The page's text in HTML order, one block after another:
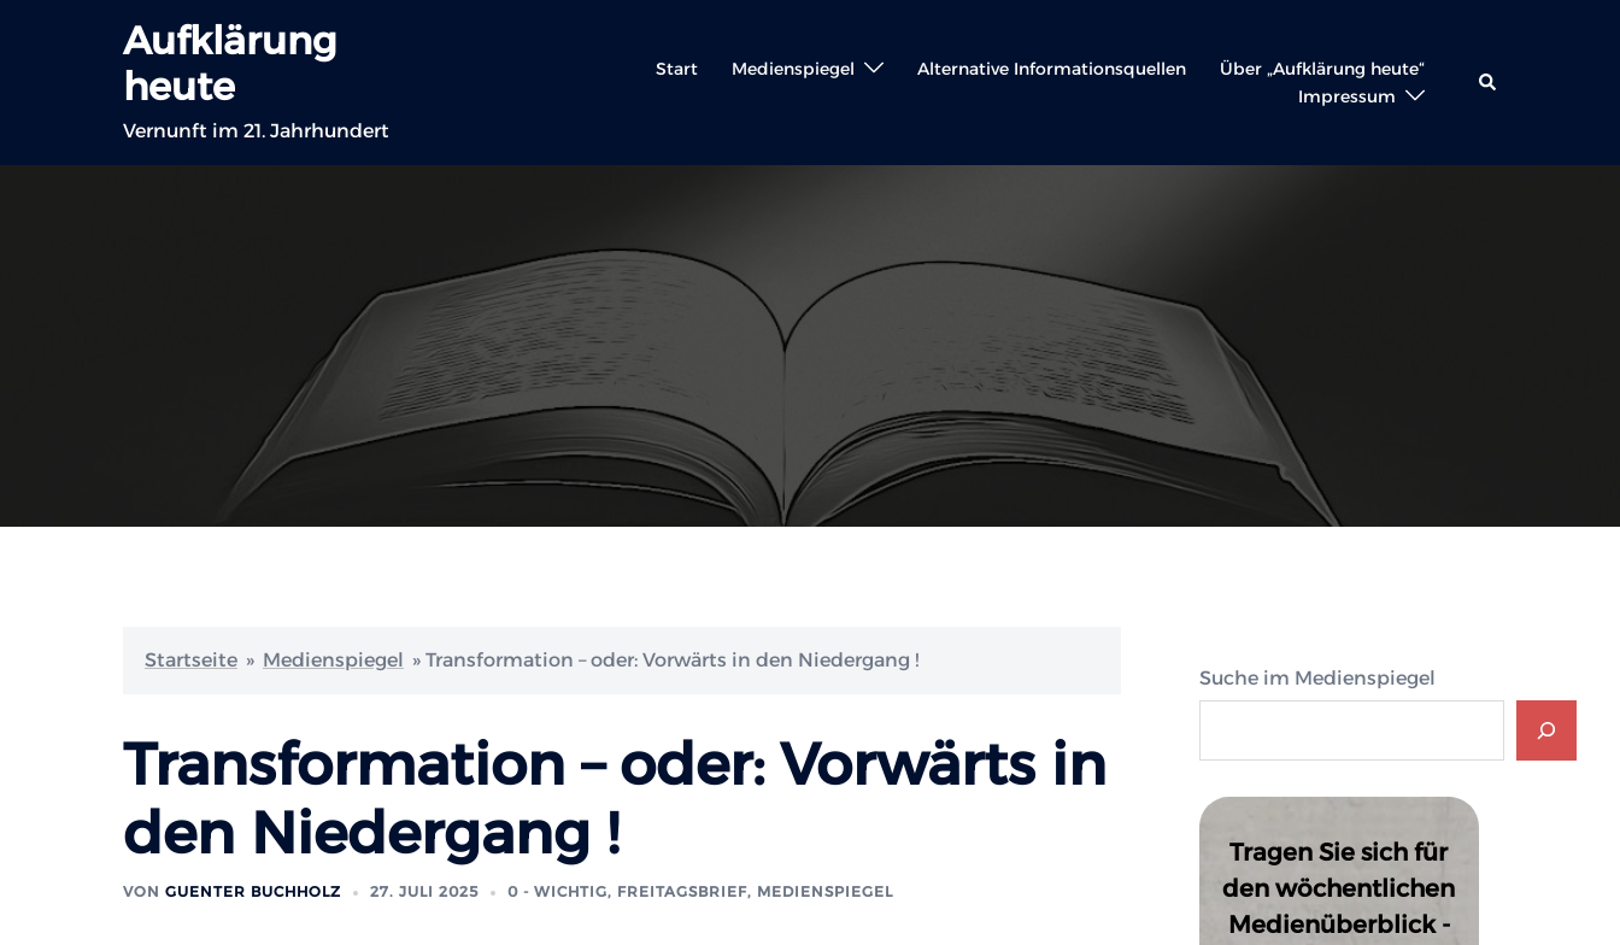
Aufklärung
heute
Vernunft im 21. Jahrhundert
Start Medienspiegel Alternative Informationsquellen
Über „Aufklärung heute“
Impressum
Suche
Startseite » Medienspiegel » Transformation – oder: Vorwärts in den Niedergang !
Transformation – oder: Vorwärts in
den Niedergang !
VON GUENTER BUCHHOLZ 27. JULI 2025 0 - WICHTIG, FREITAGSBRIEF, MEDIENSPIEGEL
Suche im Medienspiegel
Tragen Sie sich für
den wöchentlichen
Medienüberblick -